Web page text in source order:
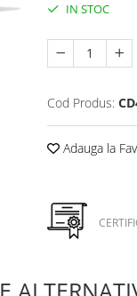
IN STOC
Cod Produs:
Adauga la